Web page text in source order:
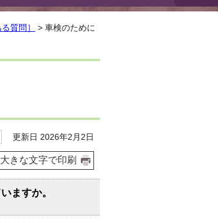
質問］
> 車検のために
更新日 2026年2月2日
大きな文字で印刷
ますか。